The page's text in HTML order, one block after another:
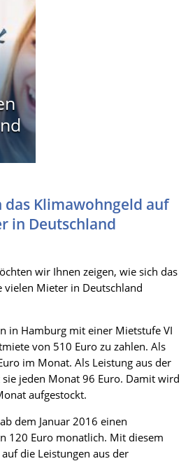
das Klimawohngeld auf
in Deutschland
wir Ihnen zeigen, wie sich das
vielen Mieter in Deutschland
in Hamburg mit einer Mietstufe VI
von 510 Euro zu zahlen. Als
im Monat. Als Leistung aus der
jeden Monat 96 Euro. Damit wird
aufgestockt.
dem Januar 2016 einen
120 Euro monatlich. Mit diesem
die Leistungen aus der